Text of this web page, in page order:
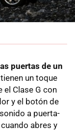
puertas de un
un toque
el Clase G con
y el botón de
a puerta-
abres y